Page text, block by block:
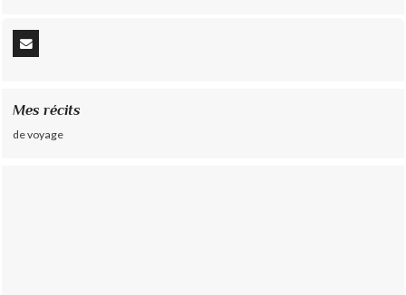
Mes récits
de voyage